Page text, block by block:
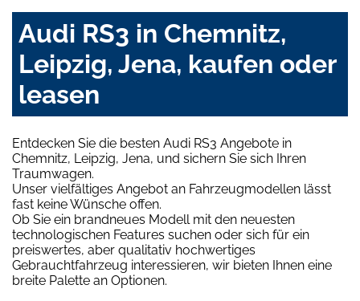
Audi RS3 in Chemnitz,
Leipzig, Jena, kaufen oder
leasen
Entdecken Sie die besten Audi RS3 Angebote in
Chemnitz, Leipzig, Jena, und sichern Sie sich Ihren
Traumwagen.
Unser vielfältiges Angebot an Fahrzeugmodellen lässt
fast keine Wünsche offen.
Ob Sie ein brandneues Modell mit den neuesten
technologischen Features suchen oder sich für ein
preiswertes, aber qualitativ hochwertiges
Gebrauchtfahrzeug interessieren, wir bieten Ihnen eine
breite Palette an Optionen.